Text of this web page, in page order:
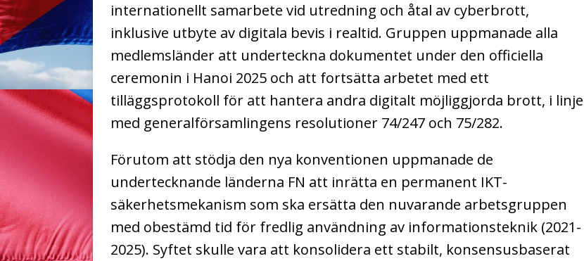
internationellt samarbete vid utredning och åtal av cyberbrott,
inklusive utbyte av digitala bevis i realtid. Gruppen uppmanade alla
medlemsländer att underteckna dokumentet under den officiella
ceremonin i Hanoi 2025 och att fortsätta arbetet med ett
tilläggsprotokoll för att hantera andra digitalt möjliggjorda brott, i linje
med generalförsamlingens resolutioner 74/247 och 75/282.
Förutom att stödja den nya konventionen uppmanade de
undertecknande länderna FN att inrätta en permanent IKT-
säkerhetsmekanism som ska ersätta den nuvarande arbetsgruppen
med obestämd tid för fredlig användning av informationsteknik (2021-
2025). Syftet skulle vara att konsolidera ett stabilt, konsensusbaserat